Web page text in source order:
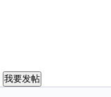
我要发帖